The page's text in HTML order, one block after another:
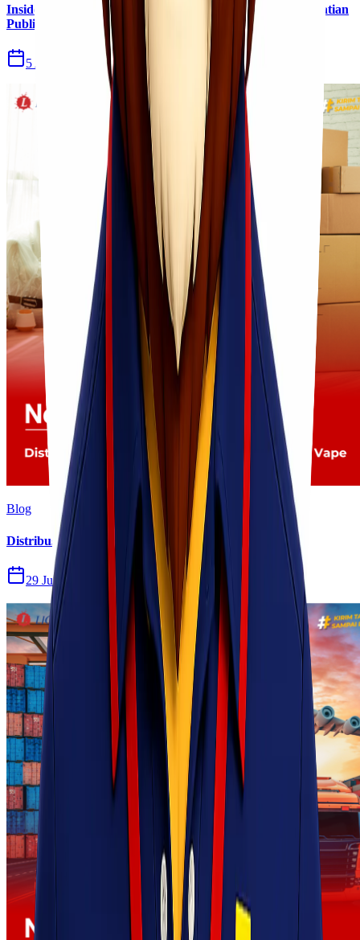
Insiden Kebakaran KM Mutiara Sentosa II Menjadi Perhatian
Publik
5 Agu 2026
Blog
Distribusi Pengiriman Rokok Elektronik atau Vape
29 Jul 2026